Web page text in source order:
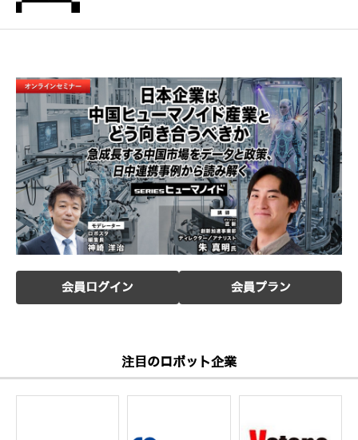
会員ログイン 会員プラン
注目のロボット企業